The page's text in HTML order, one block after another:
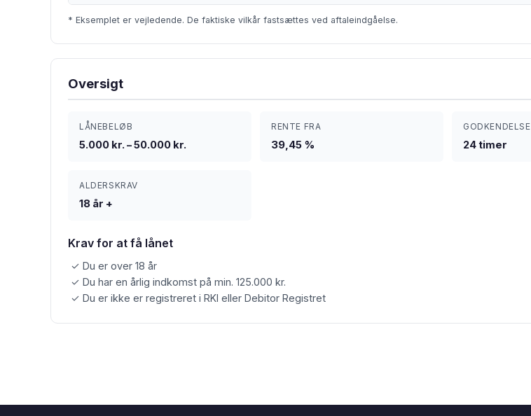
* Eksemplet er vejledende. De faktiske vilkår fastsættes ved aftaleindgåelse.
Oversigt
LÅNEBELØB
5.000 kr. – 50.000 kr.
RENTE FRA
39,45 %
GODKENDELSE
24 timer
ALDERSKRAV
18 år +
Krav for at få lånet
✓ Du er over 18 år
✓ Du har en årlig indkomst på min. 125.000 kr.
✓ Du er ikke er registreret i RKI eller Debitor Registret